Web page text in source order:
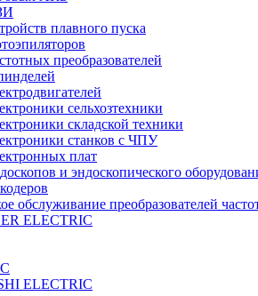
плавного пуска
преобразователей
сельхозтехники
складской техники
станков с ЧПУ
плат
и эндоскопического
обслуживание преобразователей
ELECTRIC
ELECTRIC